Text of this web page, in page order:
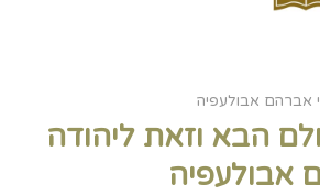
אברהם אבולעפיה
הבא וזאת ליהודה
אבולעפיה